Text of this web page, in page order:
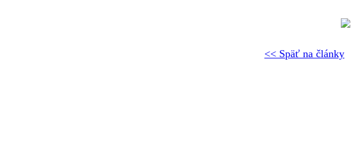
<< Späť na články